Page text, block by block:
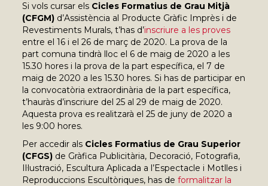
Si vols cursar els Cicles Formatius de Grau Mitjà
(CFGM) d’Assistència al Producte Gràfic Imprès i de
Revestiments Murals, t’has d’inscriure a les proves
entre el 16 i el 26 de març de 2020. La prova de la
part comuna tindrà lloc el 6 de maig de 2020 a les
15.30 hores i la prova de la part específica, el 7 de
maig de 2020 a les 15.30 hores. Si has de participar en
la convocatòria extraordinària de la part específica,
t’hauràs d’inscriure del 25 al 29 de maig de 2020.
Aquesta prova es realitzarà el 25 de juny de 2020 a
les 9:00 hores.
Per accedir als Cicles Formatius de Grau Superior
(CFGS) de Gràfica Publicitària, Decoració, Fotografia,
Il·lustració, Escultura Aplicada a l’Espectacle i Motlles i
Reproduccions Escultòriques, has deformalitzar la